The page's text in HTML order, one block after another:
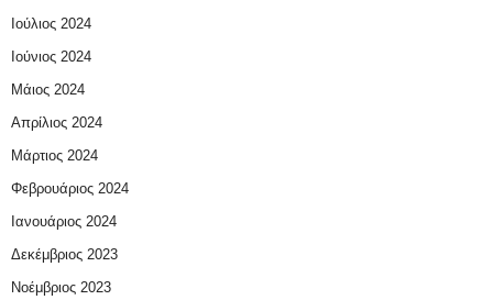
Ιούλιος 2024
Ιούνιος 2024
Μάιος 2024
Απρίλιος 2024
Μάρτιος 2024
Φεβρουάριος 2024
Ιανουάριος 2024
Δεκέμβριος 2023
Νοέμβριος 2023